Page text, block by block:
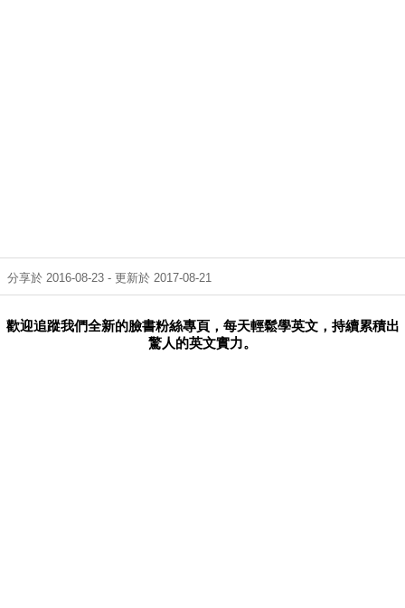
分享於 2016-08-23 - 更新於 2017-08-21
歡迎追蹤我們全新的臉書粉絲專頁，每天輕鬆學英文，持續累積出
驚人的英文實力。